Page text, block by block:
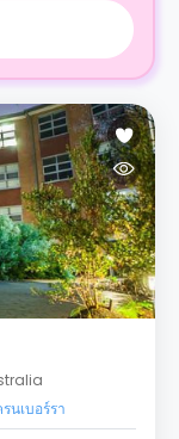
นเบอร์รา